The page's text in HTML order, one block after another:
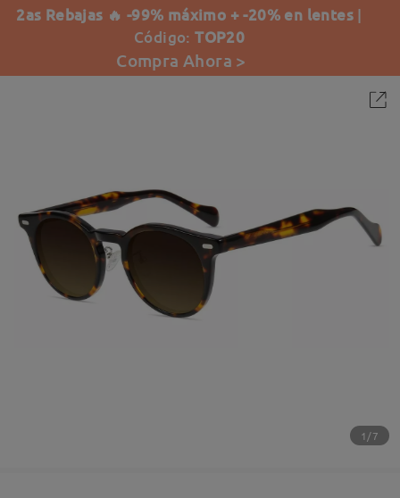
2as Rebajas 🔥 -99% máximo + -20% en lentes |
Código:TOP20
Compra Ahora >
1/7